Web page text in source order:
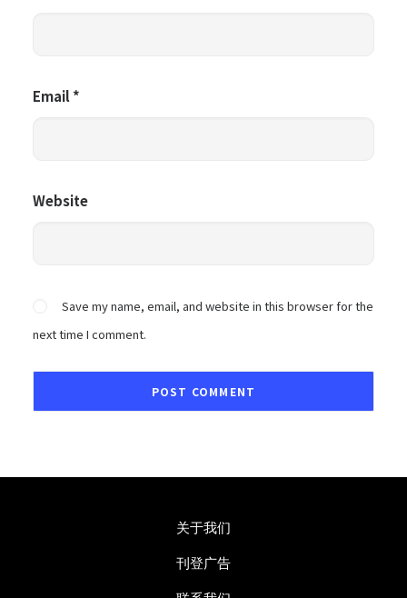
Email*
Website
Save my name, email, and website in this browser for the
next time I comment.
关于我们
刊登广告